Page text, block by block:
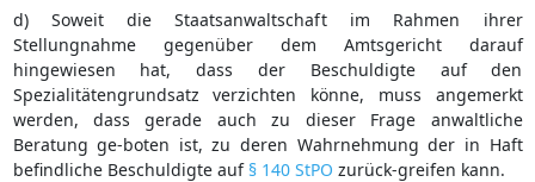
d) Soweit die Staatsanwaltschaft im Rahmen ihrer
Stellungnahme gegenüber dem Amtsgericht darauf
hingewiesen hat, dass der Beschuldigte auf den
Spezialitätengrundsatz verzichten könne, muss angemerkt
werden, dass gerade auch zu dieser Frage anwaltliche
Beratung ge-boten ist, zu deren Wahrnehmung der in Haft
befindliche Beschuldigte auf § 140 StPO zurück-greifen kann.